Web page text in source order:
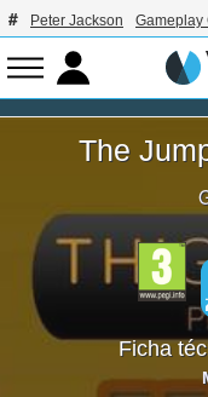
Peter Jackson Gameplay
The
Ficha